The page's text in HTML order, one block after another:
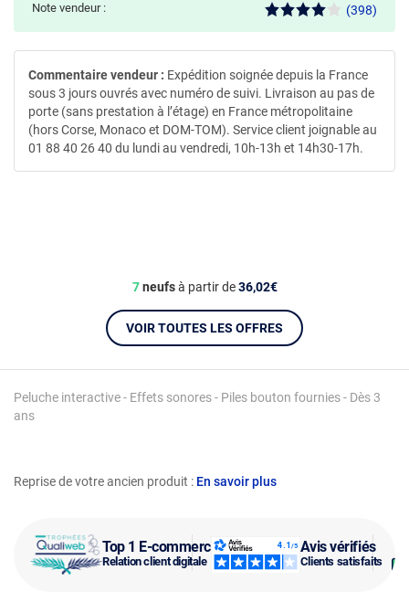
Top 1 E-commerce
Relation client digitale
Avis vérifiés
Clients satisfaits
Reprise de votre ancien produit : En savoir plus
Peluche interactive - Effets sonores - Piles bouton fournies - Dès 3
ans
Note vendeur : (398)
7neufsà partir de36,02€
VOIR TOUTES LES OFFRES
Commentaire vendeur : Expédition soignée depuis la France
sous 3 jours ouvrés avec numéro de suivi. Livraison au pas de
porte (sans prestation à l’étage) en France métropolitaine
(hors Corse, Monaco et DOM-TOM). Service client joignable au
01 88 40 26 40 du lundi au vendredi, 10h-13h et 14h30-17h.